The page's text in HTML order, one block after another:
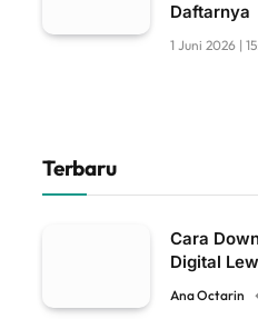
Daftarnya
1 Juni 2026 |
Terbaru
Cara
Digital
Ana Octarin